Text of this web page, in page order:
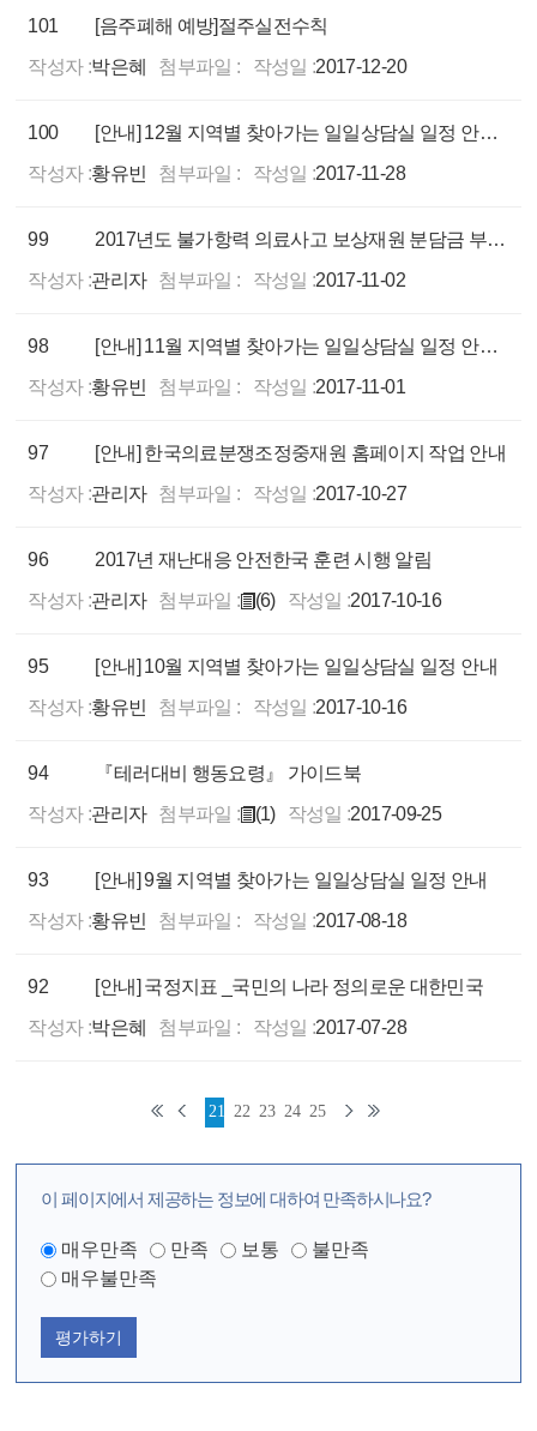
101
[음주폐해 예방]절주실전수칙
작성자 :박은혜 첨부파일 : 작성일 :2017-12-20
100
[안내] 12월 지역별 찾아가는 일일상담실 일정 안내(양산, 원주, 세종, 부산)
작성자 :황유빈 첨부파일 : 작성일 :2017-11-28
99
2017년도 불가항력 의료사고 보상재원 분담금 부과,징수 공고
작성자 :관리자 첨부파일 : 작성일 :2017-11-02
98
[안내] 11월 지역별 찾아가는 일일상담실 일정 안내(동해, 강릉, 안성, 제주, 천안, 부산, 전주)
작성자 :황유빈 첨부파일 : 작성일 :2017-11-01
97
[안내] 한국의료분쟁조정중재원 홈페이지 작업 안내
작성자 :관리자 첨부파일 : 작성일 :2017-10-27
96
2017년 재난대응 안전한국 훈련 시행 알림
작성자 :관리자 첨부파일 : (6) 작성일 :2017-10-16
95
[안내] 10월 지역별 찾아가는 일일상담실 일정 안내
작성자 :황유빈 첨부파일 : 작성일 :2017-10-16
94
『테러대비 행동요령』 가이드북
작성자 :관리자 첨부파일 : (1) 작성일 :2017-09-25
93
[안내] 9월 지역별 찾아가는 일일상담실 일정 안내
작성자 :황유빈 첨부파일 : 작성일 :2017-08-18
92
[안내] 국정지표 _국민의 나라 정의로운 대한민국
작성자 :박은혜 첨부파일 : 작성일 :2017-07-28
21 22 23 24 25
이 페이지에서 제공하는 정보에 대하여 만족하시나요?
매우만족 만족 보통
불만족
매우불만족
평가하기